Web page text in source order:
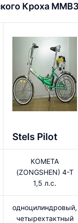
Кроха
Stels Pilot
КОМЕТА
(ZONGSHEN) 4-Т
1,5 л.с.
одноцилиндровый,
четырехтактный